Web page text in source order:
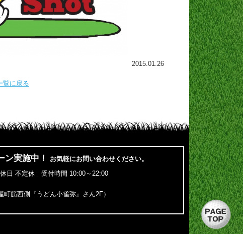
2015.01.26
覧に戻る
ン実施中！ お気軽にお問い合わせください。
日 不定休 受付時間 10:00～22:00
町筋西側『うどん小雀弥』さん2F）